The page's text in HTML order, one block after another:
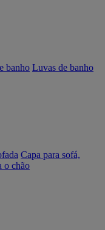
banho Luvas de banho
Capa para sofá,
o chão